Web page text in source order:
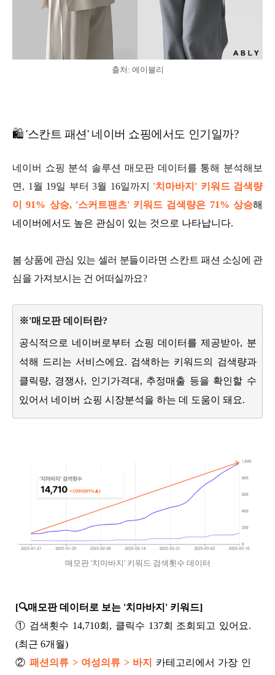
출처: 에이블리
🛍️ '스칸트 패션' 네이버 쇼핑에서도 인기일까?
네이버 쇼핑 분석 솔루션 매모판 데이터를 통해 분석해보
면, 1월 19일 부터 3월 16일까지
'치마바지' 키워드 검색량
이 91% 상승, '스커트팬츠' 키워드 검색량은 71% 상승해
네이버에서도 높은 관심이 있는 것으로 나타납니다.
봄 상품에 관심 있는 셀러 분들이라면 스칸트 패션 소싱에 관
심을 가져보시는 건 어떠실까요?
※'매모판 데이터란?
공식적으로 네이버로부터 쇼핑 데이터를 제공받아, 분
석해 드리는 서비스에요. 검색하는 키워드의 검색량과
클릭량, 경쟁사, 인기가격대, 추정매출 등을 확인할 수
있어서 네이버 쇼핑 시장분석을 하는 데 도움이 돼요.
매모판 '치마바지' 키워드 검색횟수 데이터
[🔍매모판 데이터로 보는 '치마바지' 키워드]
① 검색횟수 14,710회, 클릭수 137회 조회되고 있어요.
(최근 6개월)
② 패션의류 > 여성의류 > 바지
카테고리에서 가장 인